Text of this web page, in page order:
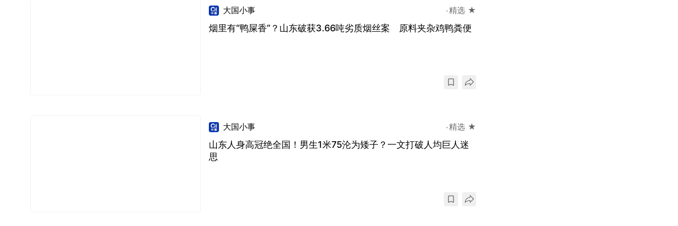
大国小事 精选 ★
烟里有“鸭屎香”？山东破获3.66吨劣质烟丝案 原料夹杂鸡鸭粪便
大国小事 精选 ★
山东人身高冠绝全国！男生1米75沦为矮子？一文打破人均巨人迷
思